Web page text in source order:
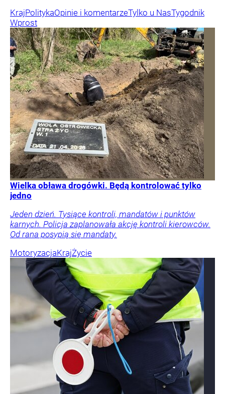
KrajPolitykaOpinie i komentarzeTylko u NasTygodnik
Wprost
Wielka obława drogówki. Będą kontrolować tylko
jedno
Jeden dzień. Tysiące kontroli, mandatów i punktów
karnych. Policja zaplanowała akcję kontroli kierowców.
Od rana posypią się mandaty.
MotoryzacjaKrajŻycie